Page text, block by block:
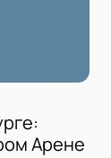
Арене